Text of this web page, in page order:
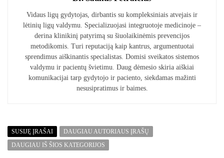
Vidaus ligų gydytojas, dirbantis su kompleksiniais atvejais ir
lėtinių ligų valdymu. Specializuojasi integruotoje medicinoje –
derina klinikinį patyrimą su šiuolaikinėmis prevencijos
metodikomis. Turi reputaciją kaip kantrus, argumentuotai
sprendimus aiškinantis specialistas. Domisi sveikatos sistemos
valdymu ir pacientų švietimu. Daug dėmesio skiria aiškiai
komunikacijai tarp gydytojo ir paciento, siekdamas mažinti
nesusipratimus ir baimes.
SUSIJĘ ĮRAŠAI
DAUGIAU AUTORIAUS ĮRAŠŲ
DAUGIAU IŠ ŠIOS KATEGORIJOS